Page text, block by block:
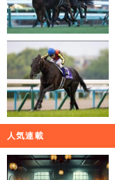
人気連載